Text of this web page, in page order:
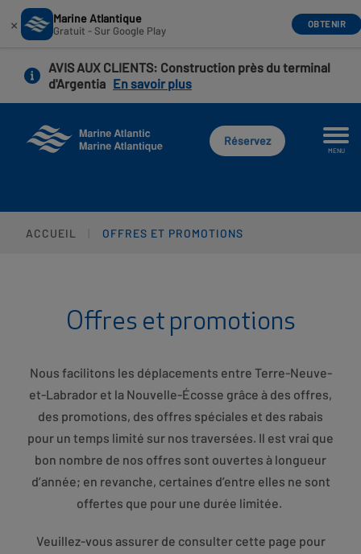
contenu
principal
× Marine Atlantique
Gratuit - Sur Google Play OBTENIR
AVIS AUX CLIENTS: Construction près du terminal
d'Argentia En savoir plus
Réservez
MENU
ACCUEIL OFFRES ET PROMOTIONS
Offres et promotions
Nous facilitons les déplacements entre Terre-Neuve-
et-Labrador et la Nouvelle-Écosse grâce à des offres,
des promotions, des offres spéciales et des rabais
pour un temps limité sur nos traversées. Il est vrai que
bon nombre de nos offres sont ouvertes à longueur
d’année; en revanche, certaines d’entre elles ne sont
offertes que pour une durée limitée.
Veuillez-vous assurer de consulter cette page pour